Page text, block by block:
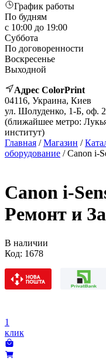
График работы
По будням
с 10:00 до 19:00
Суббота
По договоренности
Воскресенье
Выходной
Адрес ColorPrint
04116, Украина, Киев
ул. Шолуденко, 1-Б, оф.
(ближайшее метро:
институт)
Главная /Магазин /
оборудование / Canon i-
Canon i-
Ремонт и
В наличии
Код: 1678
1
клик